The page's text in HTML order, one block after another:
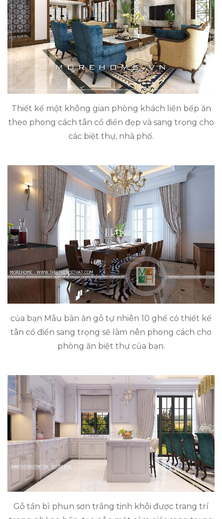
Thiết kế một không gian phòng khách liền bếp ăn
theo phong cách tân cổ điển đẹp và sang trọng cho
các biệt thự, nhà phố.
của bạn Mẫu bàn ăn gỗ tự nhiên 10 ghế có thiết kế
tân cổ điển sang trọng sẽ làm nên phong cách cho
phòng ăn biệt thự của bạn.
Gỗ tần bì phun sơn trắng tinh khôi được trang trí